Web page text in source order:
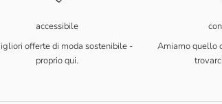
accessibile
offerte di moda sostenibile -
proprio qui.
Amiamo quello